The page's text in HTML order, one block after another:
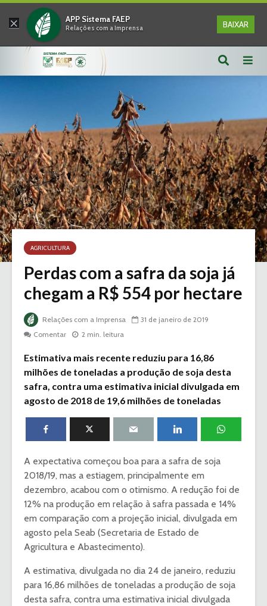
× APP Sistema FAEP
Relações com a Imprensa BAIXAR
AGRICULTURA
Perdas com a safra da soja já
chegam a R$ 554 por hectare
Relações com a Imprensa
31 de janeiro de 2019
Comentar
2 min. leitura
Estimativa mais recente reduziu para 16,86
milhões de toneladas a produção de soja desta
safra, contra uma estimativa inicial divulgada em
agosto de 2018 de 19,6 milhões de toneladas
A expectativa começou boa para a safra de soja
2018/19, mas a estiagem, principalmente em
dezembro, acabou com o otimismo. A redução foi de
12% na produção em relação à safra passada e 14%
em comparação com a projeção inicial, divulgada em
agosto pela Seab (Secretaria de Estado de
Agricultura e Abastecimento).
A estimativa, divulgada no dia 24 de janeiro, reduziu
para 16,86 milhões de toneladas a produção de soja
desta safra, contra uma estimativa inicial divulgada